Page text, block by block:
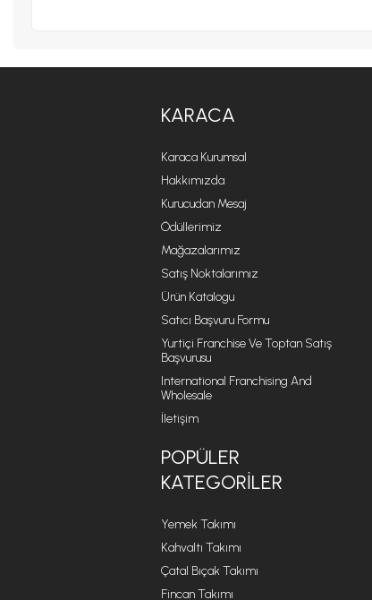
KARACA
Karaca Kurumsal
Hakkımızda
Kurucudan Mesaj
Ödüllerimiz
Mağazalarımız
Satış Noktalarımız
Ürün Katalogu
Satıcı Başvuru Formu
Yurtiçi Franchise Ve Toptan Satış
Başvurusu
International Franchising And
Wholesale
İletişim
POPÜLER
KATEGORILER
Yemek Takımı
Kahvaltı Takımı
Çatal Bıçak Takımı
Fincan Takımı